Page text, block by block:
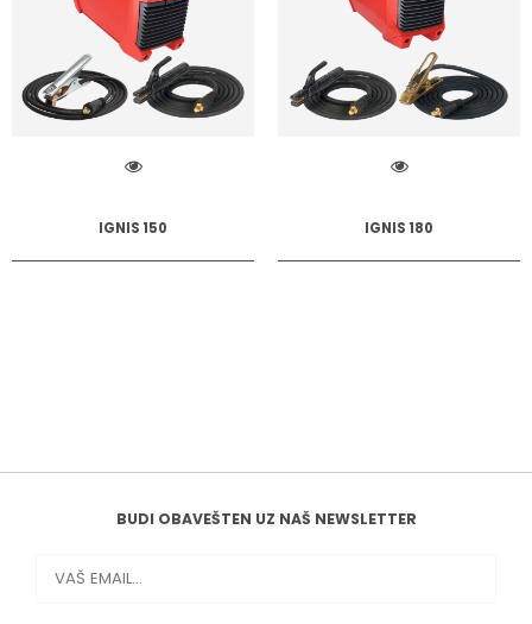
IGNIS 150 IGNIS 180
BUDI OBAVEŠTEN UZ NAŠ NEWSLETTER